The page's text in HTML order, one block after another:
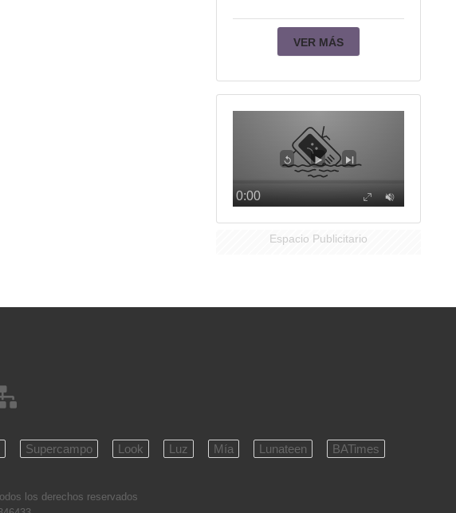
VER MÁS
Espacio Publicitario
Supercampo Look Luz Mía Lunateen BATimes
los derechos reservados